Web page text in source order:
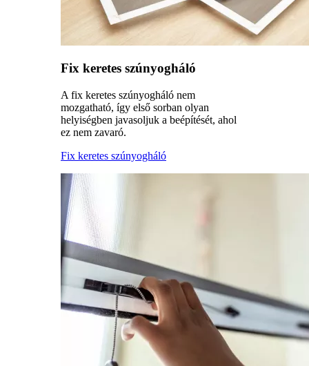
Fix keretes szúnyogháló
A fix keretes szúnyogháló nem
mozgatható, így első sorban olyan
helyiségben javasoljuk a beépítését, ahol
ez nem zavaró.
Fix keretes szúnyogháló